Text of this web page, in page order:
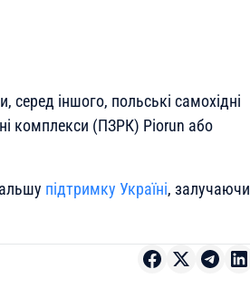
іншого, польські самохідні
комплекси (ПЗРК) Piorun або
підтримку Україні, залучаючи